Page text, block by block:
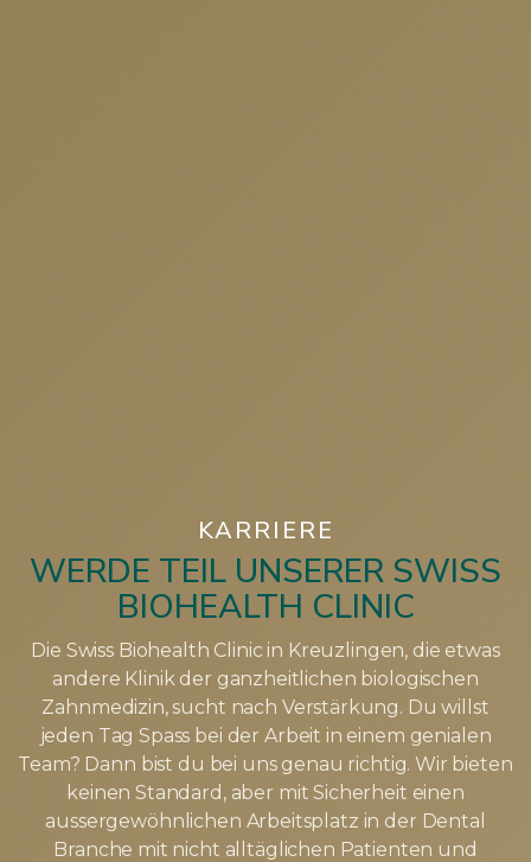
KARRIERE
WERDE TEIL UNSERER SWISS
BIOHEALTH CLINIC
Die Swiss Biohealth Clinic in Kreuzlingen, die etwas
andere Klinik der ganzheitlichen biologischen
Zahnmedizin, sucht nach Verstärkung. Du willst
jeden Tag Spass bei der Arbeit in einem genialen
Team? Dann bist du bei uns genau richtig. Wir bieten
keinen Standard, aber mit Sicherheit einen
aussergewöhnlichen Arbeitsplatz in der Dental
Branche mit nicht alltäglichen Patienten und